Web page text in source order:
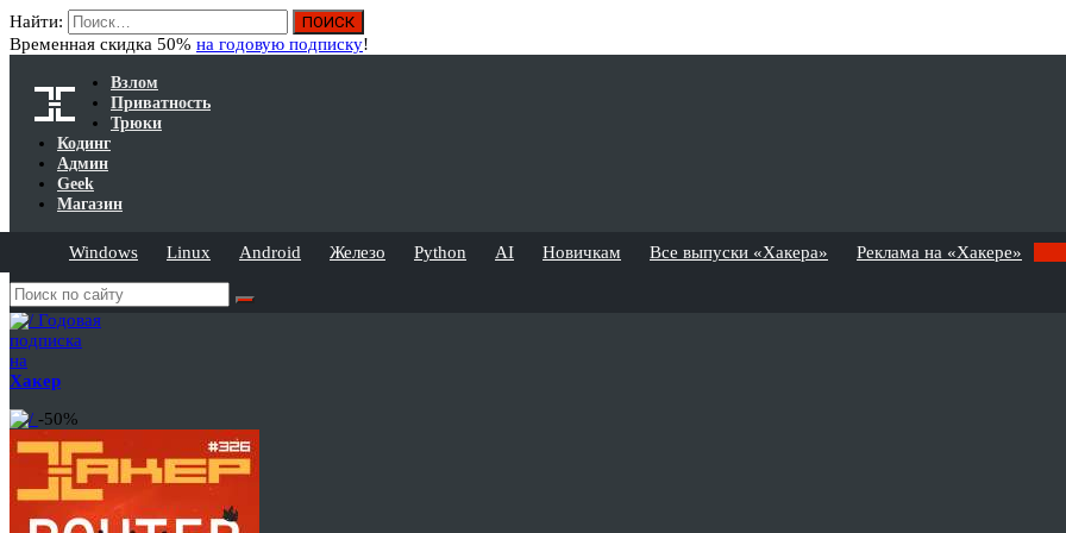
Найти:
Временная скидка 50% на годовую подписку!
Взлом
Приватность
Трюки
Кодинг
Админ
Geek
Магазин
Windows Linux Android Железо Python AI Новичкам Все выпуски «Хакера» Реклама на «Хакере»
Годовая
подписка
на
Хакер
-50%